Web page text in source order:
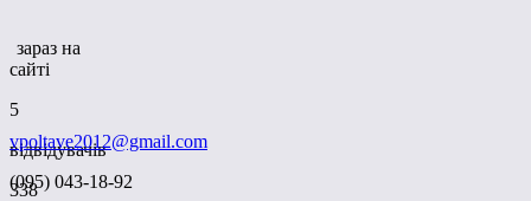
зараз на
сайті
5
відвідувачів
338
vpoltave2012@gmail.com
(095) 043-18-92